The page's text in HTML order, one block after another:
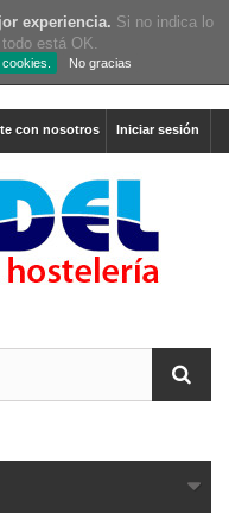
experiencia. Si no indica lo
está OK.
No gracias
Iniciar sesión
con nosotros